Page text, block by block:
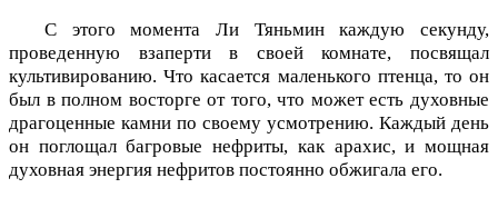
С этого момента Ли Тяньмин каждую секунду,
проведенную взаперти в своей комнате, посвящал
культивированию. Что касается маленького птенца, то он
был в полном восторге от того, что может есть духовные
драгоценные камни по своему усмотрению. Каждый день
он поглощал багровые нефриты, как арахис, и мощная
духовная энергия нефритов постоянно обжигала его.